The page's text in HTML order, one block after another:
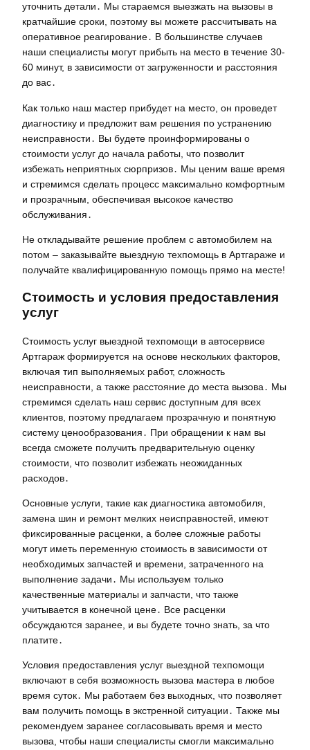
уточнить детали․ Мы стараемся выезжать на вызовы в
кратчайшие сроки, поэтому вы можете рассчитывать на
оперативное реагирование․ В большинстве случаев
наши специалисты могут прибыть на место в течение 30-
60 минут, в зависимости от загруженности и расстояния
до вас․
Как только наш мастер прибудет на место, он проведет
диагностику и предложит вам решения по устранению
неисправности․ Вы будете проинформированы о
стоимости услуг до начала работы, что позволит
избежать неприятных сюрпризов․ Мы ценим ваше время
и стремимся сделать процесс максимально комфортным
и прозрачным, обеспечивая высокое качество
обслуживания․
Не откладывайте решение проблем с автомобилем на
потом – заказывайте выездную техпомощь в Артгараже и
получайте квалифицированную помощь прямо на месте!
Стоимость и условия предоставления
услуг
Стоимость услуг выездной техпомощи в автосервисе
Артгараж формируется на основе нескольких факторов,
включая тип выполняемых работ, сложность
неисправности, а также расстояние до места вызова․ Мы
стремимся сделать наш сервис доступным для всех
клиентов, поэтому предлагаем прозрачную и понятную
систему ценообразования․ При обращении к нам вы
всегда сможете получить предварительную оценку
стоимости, что позволит избежать неожиданных
расходов․
Основные услуги, такие как диагностика автомобиля,
замена шин и ремонт мелких неисправностей, имеют
фиксированные расценки, а более сложные работы
могут иметь переменную стоимость в зависимости от
необходимых запчастей и времени, затраченного на
выполнение задачи․ Мы используем только
качественные материалы и запчасти, что также
учитывается в конечной цене․ Все расценки
обсуждаются заранее, и вы будете точно знать, за что
платите․
Условия предоставления услуг выездной техпомощи
включают в себя возможность вызова мастера в любое
время суток․ Мы работаем без выходных, что позволяет
вам получить помощь в экстренной ситуации․ Также мы
рекомендуем заранее согласовывать время и место
вызова, чтобы наши специалисты смогли максимально